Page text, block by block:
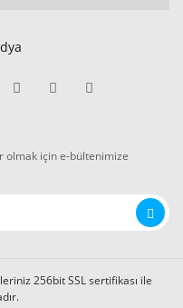
olmak için e-bültenimize
256bit SSL sertifikası ile